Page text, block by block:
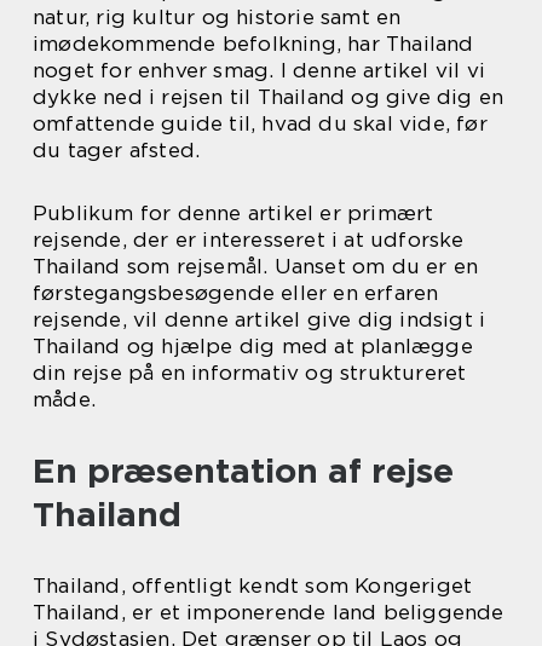
natur, rig kultur og historie samt en
imødekommende befolkning, har Thailand
noget for enhver smag. I denne artikel vil vi
dykke ned i rejsen til Thailand og give dig en
omfattende guide til, hvad du skal vide, før
du tager afsted.
Publikum for denne artikel er primært
rejsende, der er interesseret i at udforske
Thailand som rejsemål. Uanset om du er en
førstegangsbesøgende eller en erfaren
rejsende, vil denne artikel give dig indsigt i
Thailand og hjælpe dig med at planlægge
din rejse på en informativ og struktureret
måde.
En præsentation af rejse
Thailand
Thailand, offentligt kendt som Kongeriget
Thailand, er et imponerende land beliggende
i Sydøstasien. Det grænser op til Laos og